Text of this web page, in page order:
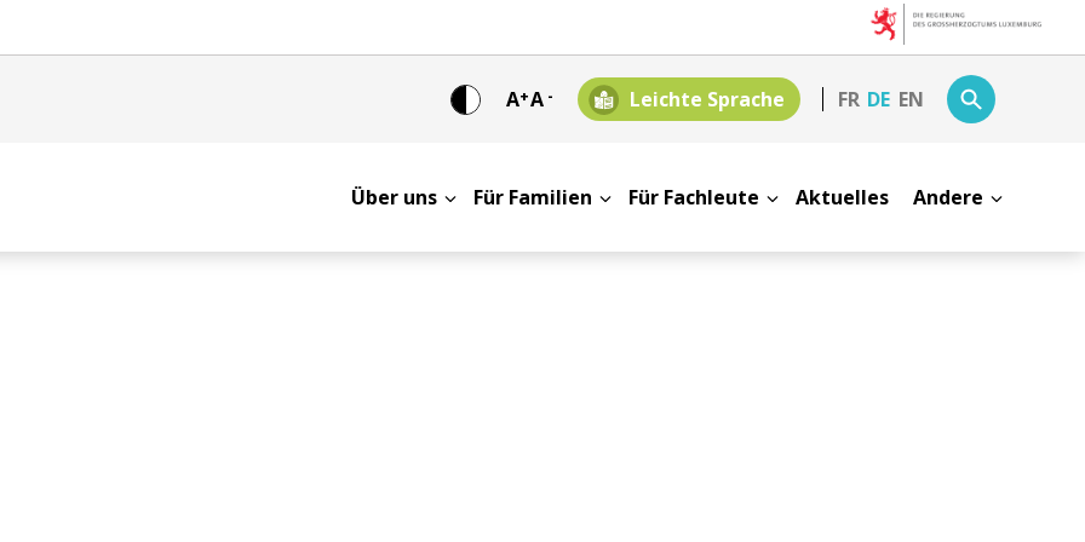
A+A - Leichte Sprache FR DE EN
Über uns
Für Familien Für Fachleute Aktuelles Andere